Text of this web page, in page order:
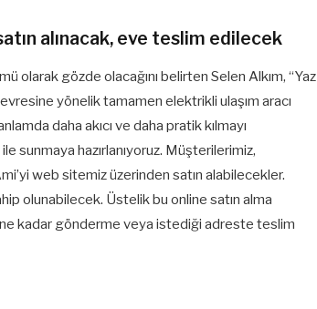
alınacak, eve teslim edilecek
olarak gözde olacağını belirten Selen Alkım, “Yaz
yönelik tamamen elektrikli ulaşım aracı
daha akıcı ve daha pratik kılmayı
sunmaya hazırlanıyoruz. Müşterilerimiz,
web sitemiz üzerinden satın alabilecekler.
olunabilecek. Üstelik bu online satın alma
kadar gönderme veya istediği adreste teslim